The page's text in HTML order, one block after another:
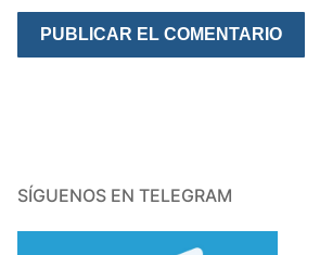
SÍGUENOS EN TELEGRAM